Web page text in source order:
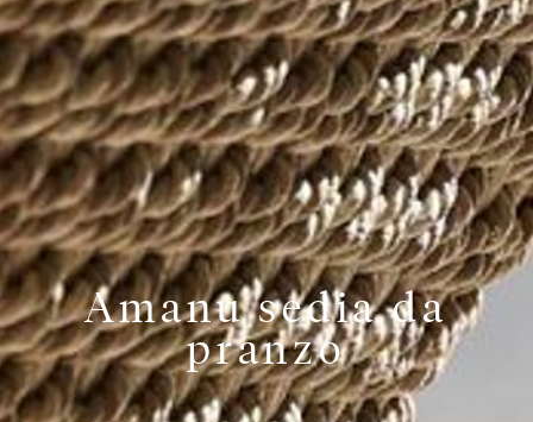
Amanu sedia da
pranzo